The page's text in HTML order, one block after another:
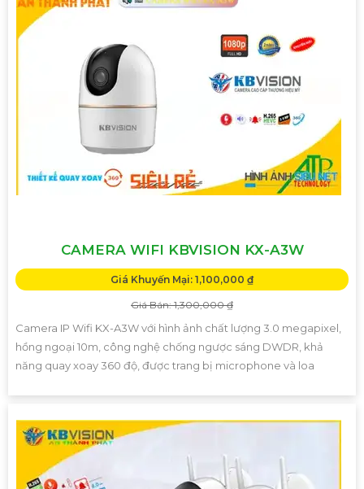
CAMERA WIFI KBVISION KX-A3W
Giá Khuyến Mại: 1,100,000 ₫
Giá Bán: 1,300,000 ₫
Camera IP Wifi KX-A3W với hình ảnh chất lượng 3.0 megapixel,
hồng ngoại 10m, công nghệ chống ngược sáng DWDR, khả
năng quay xoay 360 độ, được trang bị microphone và loa